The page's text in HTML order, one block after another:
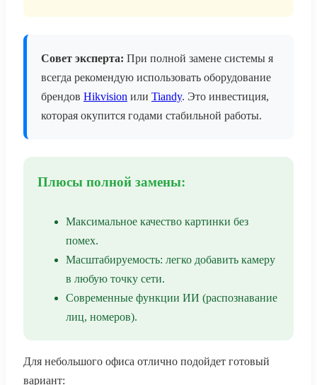
Совет эксперта: При полной замене системы я
всегда рекомендую использовать оборудование
брендов Hikvision или Tiandy. Это инвестиция,
которая окупится годами стабильной работы.
Плюсы полной замены:
Максимальное качество картинки без
помех.
Масштабируемость: легко добавить камеру
в любую точку сети.
Современные функции ИИ (распознавание
лиц, номеров).
Для небольшого офиса отлично подойдет готовый
вариант: